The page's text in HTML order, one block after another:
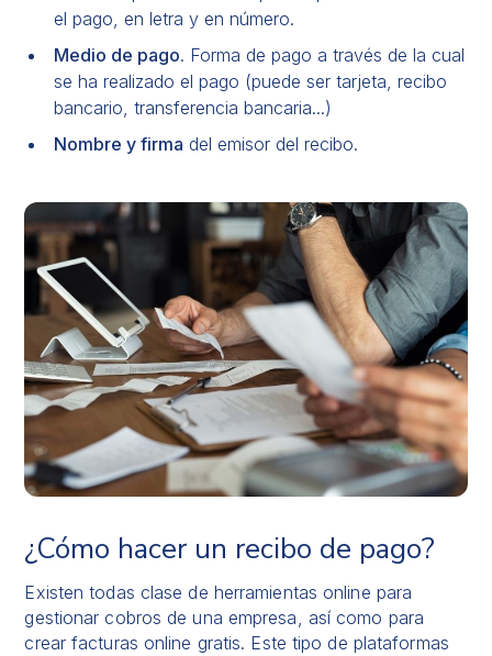
el pago, en letra y en número.
Medio de pago. Forma de pago a través de la cual
se ha realizado el pago (puede ser tarjeta,recibo
bancario ,transferencia bancaria...)
Nombre y firma del emisor del recibo.
¿Cómo hacer un recibo de pago?
Existen todas clase de herramientas online para
gestionar cobros de una empresa, así como para
crear facturas online gratis. Este tipo de plataformas